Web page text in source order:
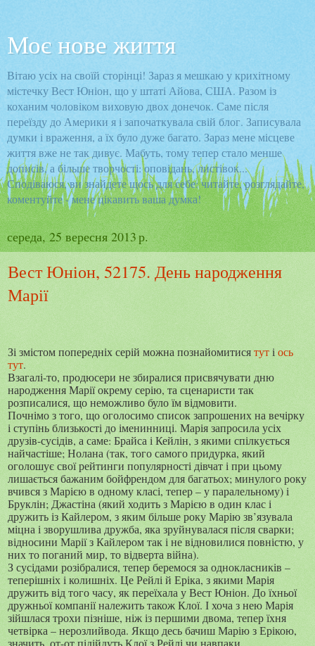
Моє нове життя
Вітаю усіх на своїй сторінці! Зараз я мешкаю у крихітному
містечку Вест Юніон, що у штаті Айова, США. Разом із
коханим чоловіком виховую двох донечок. Саме після
переїзду до Америки я і започаткувала свій блог. Записувала
думки і враження, а їх було дуже багато. Зараз мене місцеве
життя вже не так дивує. Мабуть, тому тепер стало менше
дописів, а більше творчості: оповідань, листівок...
Сподіваюся, ви знайдете щось для себе: читайте, розглядайте,
коментуйте - мене цікавить ваша думка!
середа, 25 вересня 2013 р.
Вест Юніон, 52175. День народження
Марії
Зі змістом попередніх серій можна познайомитисятуті ось
тут.
Взагалі-то, продюсери не збиралися присвячувати дню
народження Марії окрему серію, та сценаристи так
розписалися, що неможливо було їм відмовити.
Почнімо з того, що оголосимо список запрошених на вечірку
і ступінь близькості до іменинниці. Марія запросила усіх
друзів-сусідів, а саме: Брайса і Кейлін, з якими спілкується
найчастіше; Нолана (так, того самого придурка, який
оголошує свої рейтинги популярності дівчат і при цьому
лишається бажаним бойфрендом для багатьох; минулого року
вчився з Марією в одному класі, тепер – у паралельному) і
Бруклін; Джастіна (який ходить з Марією в один клас і
дружить із Кайлером, з яким більше року Марію зв’язувала
міцна і зворушлива дружба, яка зруйнувалася після сварки;
відносини Марії з Кайлером так і не відновилися повністю, у
них то поганий мир, то відверта війна).
З сусідами розібралися, тепер беремося за однокласників –
теперішніх і колишніх. Це Рейлі й Еріка, з якими Марія
дружить від того часу, як переїхала у Вест Юніон. До їхньої
дружньої компанії належить також Клої. І хоча з нею Марія
зійшлася трохи пізніше, ніж із першими двома, тепер їхня
четвірка – нерозлийвода. Якщо десь бачиш Марію з Ерікою,
значить, от-от підійдуть Клої з Рейлі чи навпаки.